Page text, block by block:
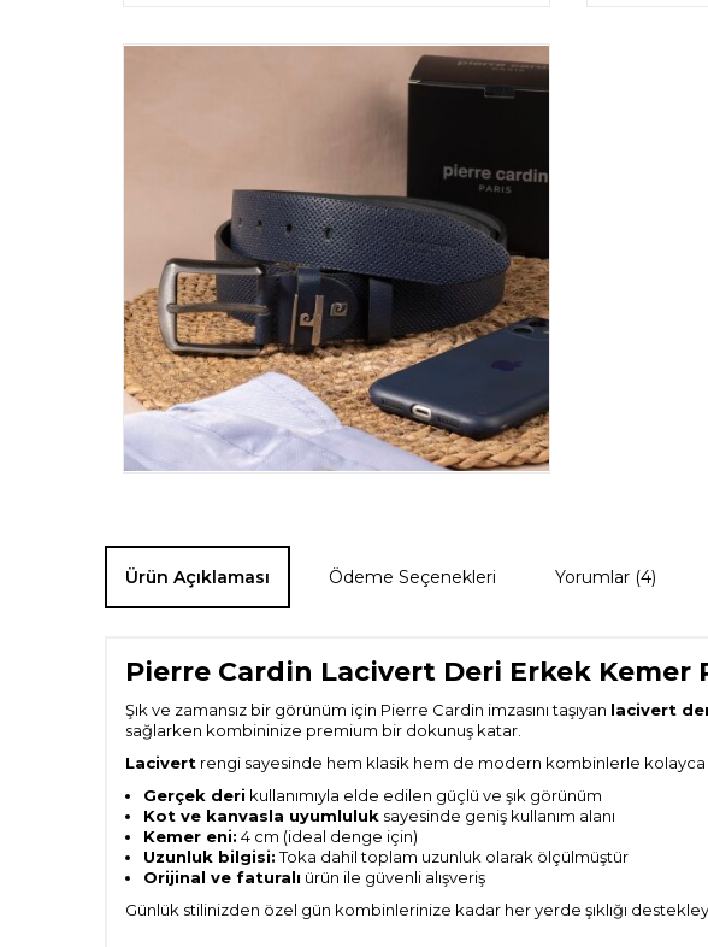
Ürün Açıklaması Ödeme Seçenekleri Yorumlar (4)
Pierre Cardin Lacivert Deri Erkek Kemer
Şık ve zamansız bir görünüm için Pierre Cardin imzasını taşıyan lacivert
sağlarken kombininize premium bir dokunuş katar.
Lacivert rengi sayesinde hem klasik hem de modern kombinlerle kolayca
Gerçek deri kullanımıyla elde edilen güçlü ve şık görünüm
Kot ve kanvasla uyumluluk sayesinde geniş kullanım alanı
Kemer eni: 4 cm (ideal denge için)
Uzunluk bilgisi:Toka dahil toplam uzunluk olarak ölçülmüştür
Orijinal ve faturalı ürün ile güvenli alışveriş
Günlük stilinizden özel gün kombinlerinize kadar her yerde şıklığı